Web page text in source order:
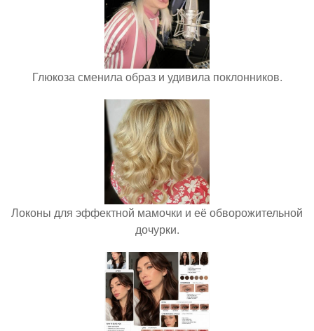
Глюкоза сменила образ и удивила поклонников.
Локоны для эффектной мамочки и её обворожительной
дочурки.